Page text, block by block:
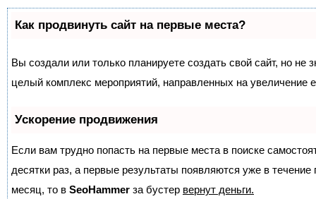
Как продвинуть сайт на первые места?
Вы создали или только планируете создать свой сайт, но не
целый комплекс мероприятий, направленных на увеличение
Ускорение продвижения
Если вам трудно попасть на первые места в поиске
десятки раз, а первые результаты появляются уже в
месяц, то в SeoHammer за бустер вернут деньги.